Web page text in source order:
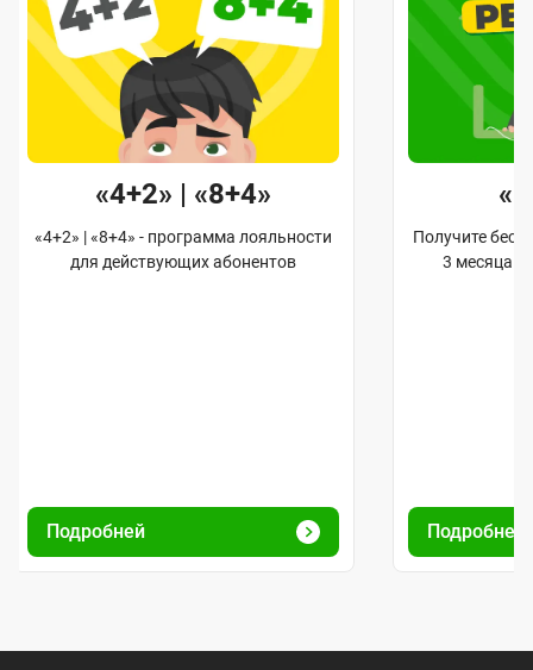
«4+2» | «8+4»
«4+2» | «8+4» - программа лояльности
для действующих абонентов
Подробней
Получите
3 месяца
Подробней